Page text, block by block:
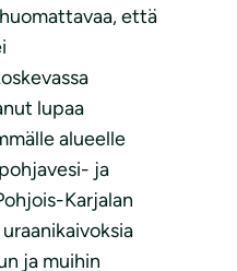
että
lupaa
alueelle
ja
Karjalan
ja muihin